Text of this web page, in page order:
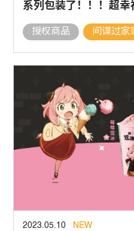
系列包装了！！！超幸
授权商品 间谍过家
2023.05.10 NEW